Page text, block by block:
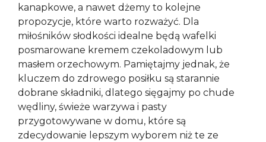
kanapkowe, a nawet dżemy to kolejne
propozycje, które warto rozważyć. Dla
miłośników słodkości idealne będą wafelki
posmarowane kremem czekoladowym lub
masłem orzechowym. Pamiętajmy jednak, że
kluczem do zdrowego posiłku są starannie
dobrane składniki, dlatego sięgajmy po chude
wędliny, świeże warzywa i pasty
przygotowywane w domu, które są
zdecydowanie lepszym wyborem niż te ze